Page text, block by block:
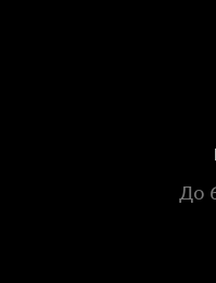
До